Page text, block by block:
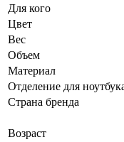
Для кого
Цвет
Вес
Объем
Материал
Отделение для
Страна бренда
Возраст